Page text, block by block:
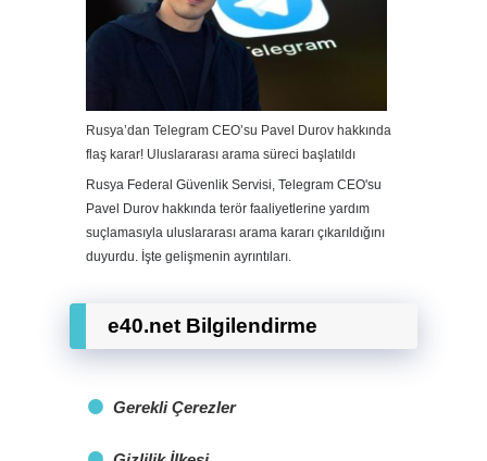
Rusya’dan Telegram CEO’su Pavel Durov hakkında
flaş karar! Uluslararası arama süreci başlatıldı
Rusya Federal Güvenlik Servisi, Telegram CEO'su
Pavel Durov hakkında terör faaliyetlerine yardım
suçlamasıyla uluslararası arama kararı çıkarıldığını
duyurdu. İşte gelişmenin ayrıntıları.
e40.net Bilgilendirme
Gerekli Çerezler